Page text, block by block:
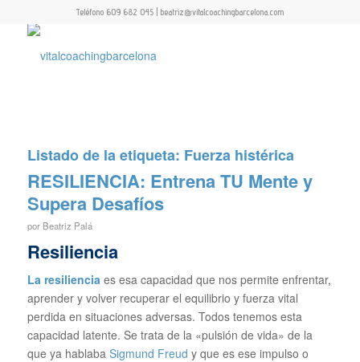
Teléfono 609 682 045 | beatriz@vitalcoachingbarcelona.com
Listado de la etiqueta: Fuerza histérica
RESILIENCIA: Entrena TU Mente y
Supera Desafíos
por Beatriz Palá
Resiliencia
La resiliencia es esa capacidad que nos permite enfrentar,
aprender y volver recuperar el equilibrio y fuerza vital
perdida en situaciones adversas. Todos tenemos esta
capacidad latente. Se trata de la «pulsión de vida» de la
que ya hablaba Sigmund Freud y que es ese impulso o